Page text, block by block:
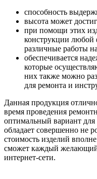
способность
высота может
при помощи этих
конструкции любой
различные работы
обеспечивается
которые
них также можно
для ремонта и
Данная продукция
время проведения
оптимальный вариант
обладает совершенно не
стоимость изделий
сможет каждый
интернет-сети.